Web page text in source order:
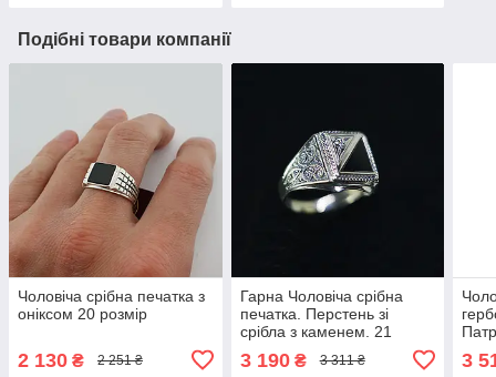
Подібні товари компанії
Чоловіча срібна печатка з
оніксом 20 розмір
2 130 ₴ 2 251 ₴
Гарна Чоловіча срібна
печатка. Перстень зі
срібла з каменем. 21
3 190₴ 3 311 ₴
925
3